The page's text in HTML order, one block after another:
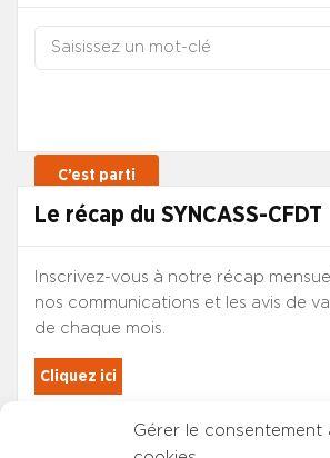
Gérer le consentement
Le récap du SYNCASS-CFDT
Inscrivez-vous à notre récap
nos communications et les avis de
de chaque mois.
Cliquez ici
Les adhérents du SYNCASS-CFDT